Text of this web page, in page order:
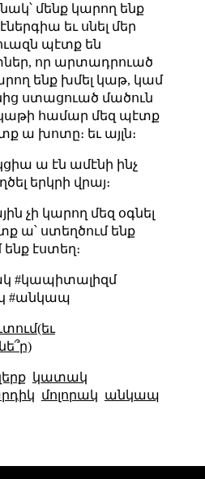
մենք կարող ենք
եւ սնել մեր
պէտք են
որ արտադրուած
ենք խմել կաթ, կամ
ստացուած մածուն
համար մեզ պէտք
ա խոտը։ եւ այլն։
ա էն ամէնի ինչ
երկրի վրայ։
չի կարող մեզ օգնել
ա՝ ստեղծում ենք
ենք էստեղ։
#կապիտալիզմ
#անկապ
կատակ
մոլորակ անկապ